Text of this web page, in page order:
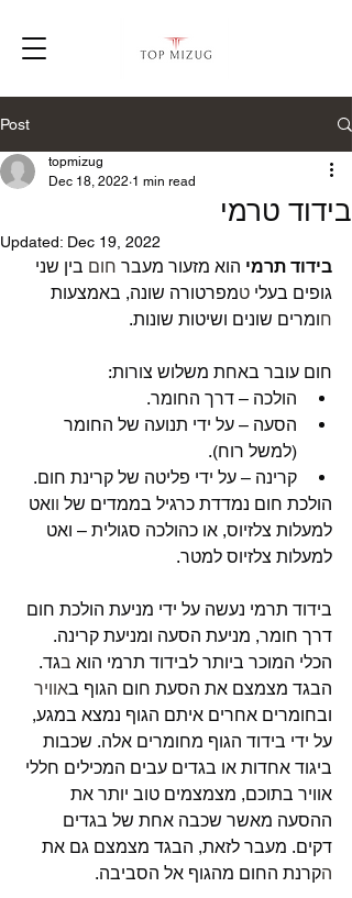
Post
בידוד טרמי
topmizug
Dec 18, 2022 1 min read
Updated: Dec 19, 2022
בידוד תרמי הוא מזעור מעבר חום בין שני
גופים בעלי טמפרטורה שונה, באמצעות
חומרים שונים ושיטות שונות.
חום עובר באחת משלוש צורות:
הולכה – דרך החומר.
הסעה – על ידי תנועה של החומר
(למשל רוח).
קרינה – על ידי פליטה של קרינת חום.
הולכת חום נמדדת כרגיל בממדים של וואט
למעלות צלזיוס, או כהולכה סגולית – ואט
למעלות צלזיוס למטר.
בידוד תרמי נעשה על ידי מניעת הולכת חום
דרך חומר, מניעת הסעה ומניעת קרינה.
הכלי המוכר ביותר לבידוד תרמי הוא בגד.
הבגד מצמצם את הסעת חום הגוף באוויר
ובחומרים אחרים איתם הגוף נמצא במגע,
על ידי בידוד הגוף מחומרים אלה. שכבות
ביגוד אחדות או בגדים עבים המכילים חללי
אוויר בתוכם, מצמצמים טוב יותר את
ההסעה מאשר שכבה אחת של בגדים
דקים. מעבר לזאת, הבגד מצמצם גם את
הקרנת החום מהגוף אל הסביבה.